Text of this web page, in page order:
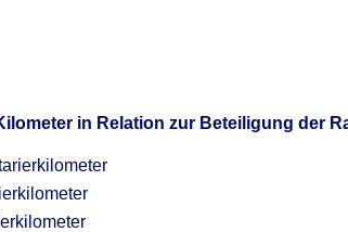
in Relation zur Beteiligung der